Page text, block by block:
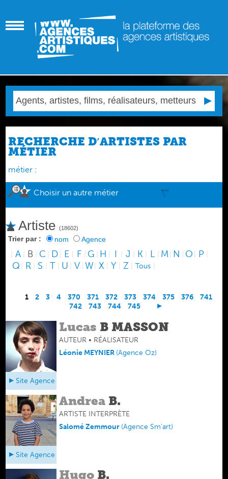
RECHERCHE D′ARTISTES PAR
MÉTIER
métier :
Choisir un autre métier
Artiste(18602)
Trier par : nom Agence
A B C D E F G H I J K L M N O P
Q R S T U V W X Y Z Tous
1 2 3 4 370 371 372 373 374 375 376
741
742
743 744 745
Lucas B MASSON
AUTEUR • RÉALISATEUR
Léonie MEYNIER (Agence Oz)
Site Agence
Andrea B.
ARTISTE INTERPRÈTE
Salomé Zemmour (Agence Sm'art)
Site Agence
Hugo B.